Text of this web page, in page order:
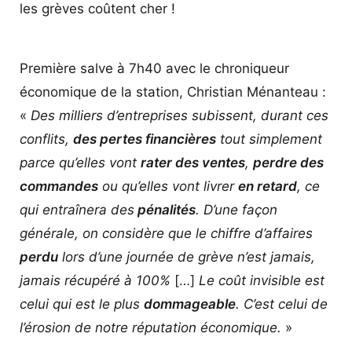
les grèves coûtent cher !
Première salve à 7h40 avec le chroniqueur
économique de la station, Christian Ménanteau :
« Des milliers d’entreprises subissent, durant ces
conflits, des pertes financières tout simplement
parce qu’elles vont rater des ventes, perdre des
commandes ou qu’elles vont livrer en retard, ce
qui entraînera des pénalités. D’une façon
générale, on considère que le chiffre d’affaires
perdu lors d’une journée de grève n’est jamais,
jamais récupéré à 100% […] Le coût invisible est
celui qui est le plus dommageable. C’est celui de
l’érosion de notre réputation économique. »